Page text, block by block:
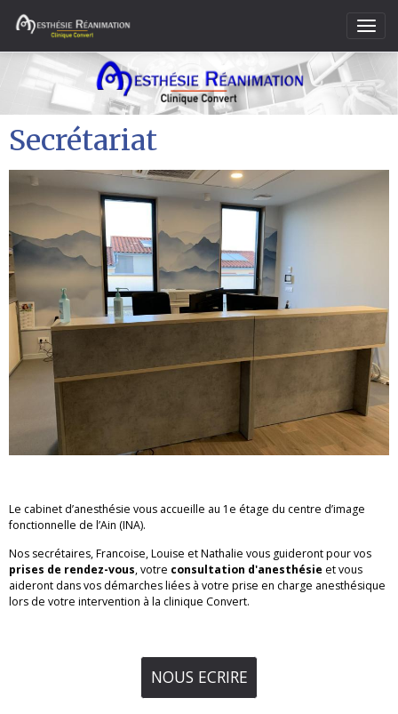
Secrétariat
Le cabinet d’anesthésie vous accueille au 1e étage du centre d’image
fonctionnelle de l’Ain (INA).
Nos secrétaires, Francoise, Louise et Nathalie vous guideront pour vos
prises de rendez-vous, votre consultation d'anesthésie et vous
aideront dans vos démarches liées à votre prise en charge anesthésique
lors de votre intervention à la clinique Convert.
NOUS ECRIRE